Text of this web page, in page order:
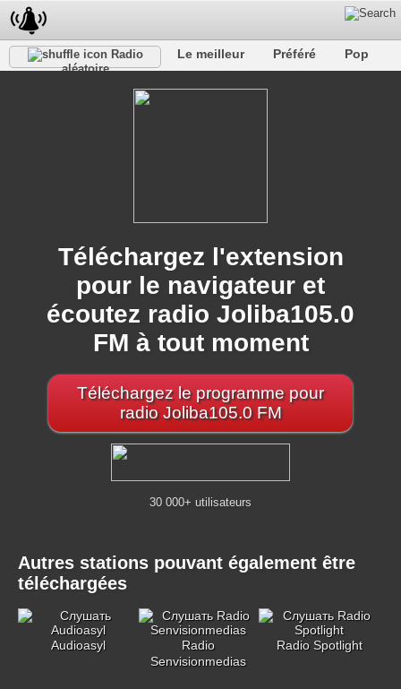
Radio
aléatoire
Le meilleur Préféré
Pop
Rap
Téléchargez l'extension
pour le navigateur et
écoutez radio Joliba105.0
FM à tout moment
Téléchargez le programme pour
radio Joliba105.0 FM
30 000+ utilisateurs
Autres stations pouvant également être
téléchargées
Audioasyl
Radio
Senvisionmedias
Radio Spotlight